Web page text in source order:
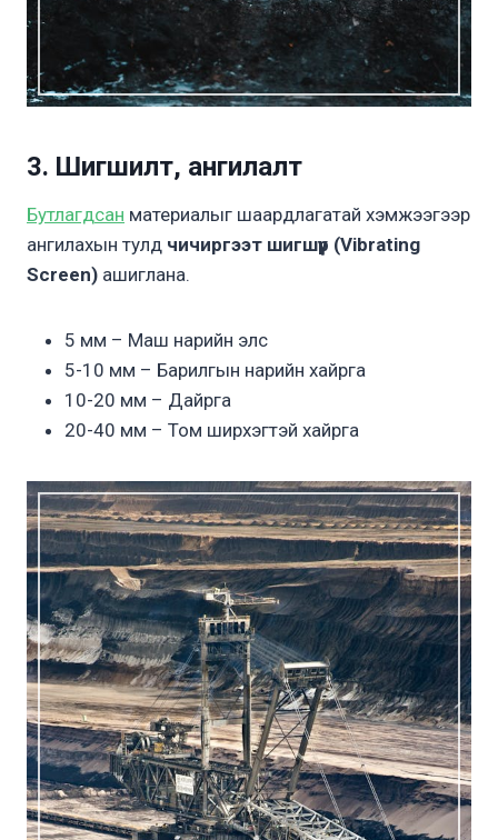
3. Шигшилт, ангилалт
Бутлагдсан материалыг шаардлагатай хэмжээгээр
ангилахын тулд чичиргээт шигшүүр (Vibrating
Screen) ашиглана.
5 мм – Маш нарийн элс
5-10 мм – Барилгын нарийн хайрга
10-20 мм – Дайрга
20-40 мм – Том ширхэгтэй хайрга